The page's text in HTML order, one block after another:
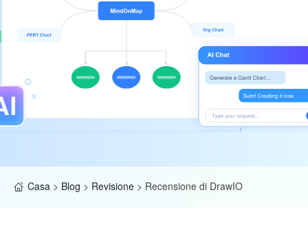
Casa > Blog > Revisione > Recensione di DrawIO